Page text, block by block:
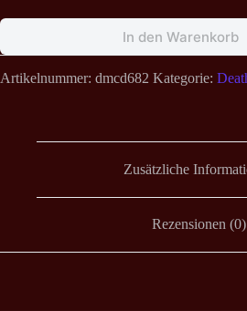
In den Warenkorb
Artikelnummer: dmcd682 Kategorie:
Zusätzliche
Rezensionen (0)